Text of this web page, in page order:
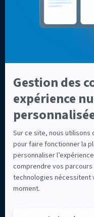
Intégrations
personnalisation